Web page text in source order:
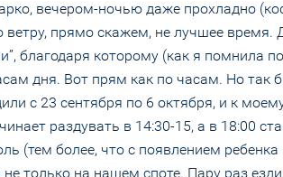
вечером-ночью даже прохладно
ветру, прямо скажем, не лучшее время.
благодаря которому (как я помнила по
дня. Вот прям как по часам. Но так
с 23 сентября по 6 октября, и к
раздувать в 14:30-15, а в 18:00
(тем более, что с появлением ребенка
только на нашем споте. Пару раз